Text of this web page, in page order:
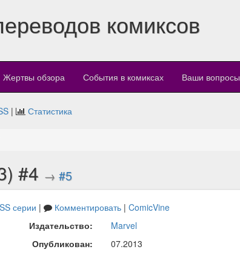
комиксов
Жертвы обзора События в комиксах Ваши вопросы
| Статистика
#4 → #5
серии | Комментировать| ComicVine
Издательство:
Marvel
Опубликован:
07.2013